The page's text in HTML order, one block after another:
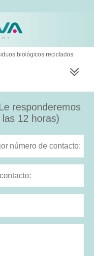
biológicos reciclados
responderemos
12 horas)